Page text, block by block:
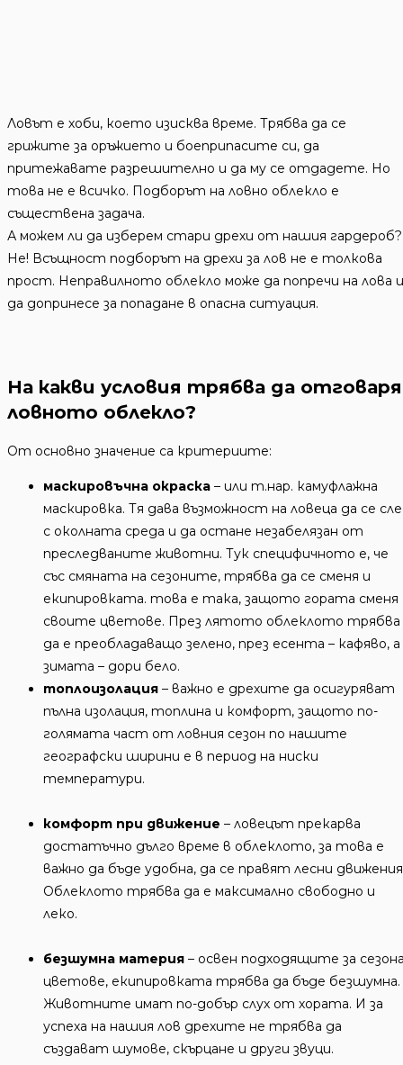
Ловът е хоби, което изисква време. Трябва да се
грижите за оръжието и боеприпасите си, да
притежавате разрешително и да му се отдадете. Но
това не е всичко. Подборът на ловно облекло е
съществена задача.
А можем ли да изберем стари дрехи от нашия гардероб?
Не! Всъщност подборът на дрехи за лов не е толкова
прост. Неправилното облекло може да попречи на лова и
да допринесе за попадане в опасна ситуация.
На какви условия трябва да отговаря
ловното облекло?
От основно значение са критериите:
маскировъчна окраска – или т.нар. камуфлажна
маскировка. Тя дава възможност на ловеца да се
с околната среда и да остане незабелязан от
преследваните животни. Тук специфичното е, че
със смяната на сезоните, трябва да се сменя и
екипировката. това е така, защото гората сменя
своите цветове. През лятото облеклото трябва
да е преобладаващо зелено, през есента – кафяво, а
зимата – дори бело.
топлоизолация – важно е дрехите да осигуряват
пълна изолация, топлина и комфорт, защото по-
голямата част от ловния сезон по нашите
географски ширини е в период на ниски
температури.
комфорт при движение – ловецът прекарва
достатъчно дълго време в облеклото, за това е
важно да бъде удобна, да се правят лесни
Облеклото трябва да е максимално свободно и
леко.
безшумна материя – освен подходящите за
цветове, екипировката трябва да бъде безшумна.
Животните имат по-добър слух от хората. И за
успеха на нашия лов дрехите не трябва да
създават шумове, скърцане и други звуци.